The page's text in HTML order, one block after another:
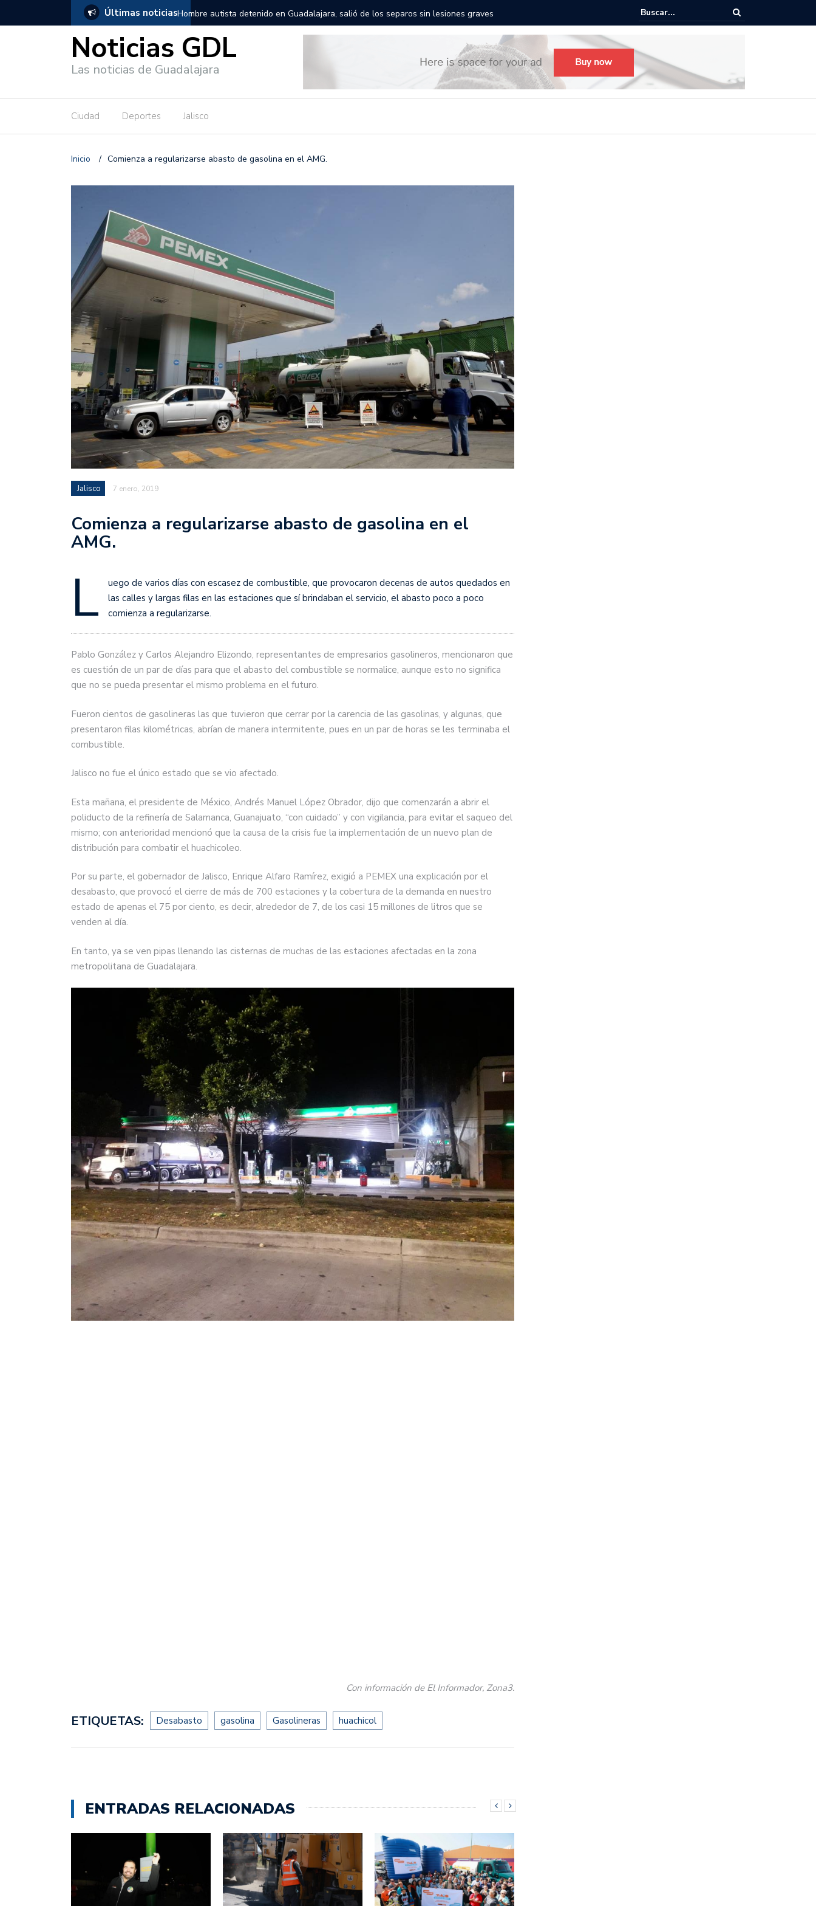
Últimas noticias
salió de los separos sin lesiones graves Títeres gigantes recorrerán las calles de Guadalajara: aparta la fecha Todo listo para el Festival Desfile Día de Muertos 2025 en Guadalajara
Noticias GDL
Las noticias de Guadalajara
Ciudad Deportes Jalisco
Inicio / Comienza a regularizarse abasto de gasolina en el AMG.
Jalisco 7 enero, 2019
Comienza a regularizarse abasto de gasolina en el
AMG.
L
uego de varios días con escasez de combustible, que provocaron decenas de autos quedados en
las calles y largas filas en las estaciones que sí brindaban el servicio, el abasto poco a poco
comienza a regularizarse.
Pablo González y Carlos Alejandro Elizondo, representantes de empresarios gasolineros, mencionaron que
es cuestión de un par de días para que el abasto del combustible se normalice, aunque esto no significa
que no se pueda presentar el mismo problema en el futuro.
Fueron cientos de gasolineras las que tuvieron que cerrar por la carencia de las gasolinas, y algunas, que
presentaron filas kilométricas, abrían de manera intermitente, pues en un par de horas se les terminaba el
combustible.
Jalisco no fue el único estado que se vio afectado.
Esta mañana, el presidente de México, Andrés Manuel López Obrador, dijo que comenzarán a abrir el
poliducto de la refinería de Salamanca, Guanajuato, “con cuidado” y con vigilancia, para evitar el saqueo del
mismo; con anterioridad mencionó que la causa de la crisis fue la implementación de un nuevo plan de
distribución para combatir el huachicoleo.
Por su parte, el gobernador de Jalisco, Enrique Alfaro Ramírez, exigió a PEMEX una explicación por el
desabasto, que provocó el cierre de más de 700 estaciones y la cobertura de la demanda en nuestro
estado de apenas el 75 por ciento, es decir, alrededor de 7, de los casi 15 millones de litros que se
venden al día.
En tanto, ya se ven pipas llenando las cisternas de muchas de las estaciones afectadas en la zona
metropolitana de Guadalajara.
Con información de El Informador, Zona3.
ETIQUETAS: Desabasto gasolina Gasolineras huachicol
ENTRADAS RELACIONADAS